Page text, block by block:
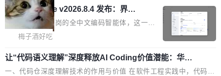
有云模型能够满足快速试用和效率提升的需求。
但对于金融、能源、医疗等对数据安全要求较...
信服AI算力网关正是围绕这些实际问题，从Token治理和成本治理
两个方面，让用户的每一份算力都看得清、管得住、用得稳、省得
下、更安全！ 一、从现在开始，Token使用一目...
ean 在 Google 工作了 27 年后，宣布离职。 他
不是一个人走。一同离开的还有 Sanjay Ghema
wat（Google 员工编号 23，Jeff Dean 二十多
作者）、Quoc Le（Google 大脑核心成员，Se
q2Seq 和 DocAI 的共同发明人）以及 Oriol Vin
🔥 SolonCode v2026.8.4 发布：界面
字体可调、22 种语言、记忆搜索增强
打开终端就能上岗的全中文编码智能体，这一轮
把「看得清、用母语、记得住」三件事一次补
耳科技研发的企业级终端编码智能体——一位全
中文驱动的数字员工，自主理解需求、规划步
梅子酒好吃
让“代码语义理解”深度释放AI Coding价值潜能：华为
云码道（CodeArts）代码仓技术解析
一、代码仓深度理解技术的作用与价值 在软件工程实践中，代码仓